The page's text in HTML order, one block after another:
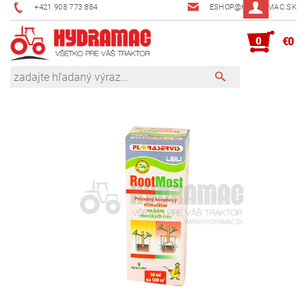
+421 908 773 884 ESHOP@HYDRAMAC.SK
0 €0